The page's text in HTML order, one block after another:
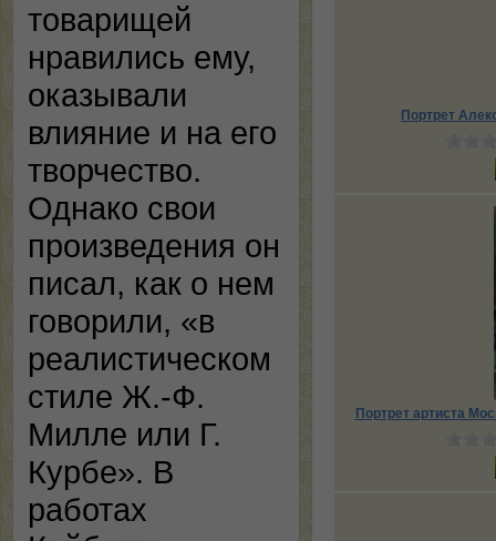
товарищей
нравились ему,
оказывали
влияние и на его
творчество.
Однако свои
произведения он
писал, как о нем
говорили, «в
реалистическом
стиле Ж.-Ф.
Милле или Г.
Курбе». В
работах
Портрет
Портрет артиста